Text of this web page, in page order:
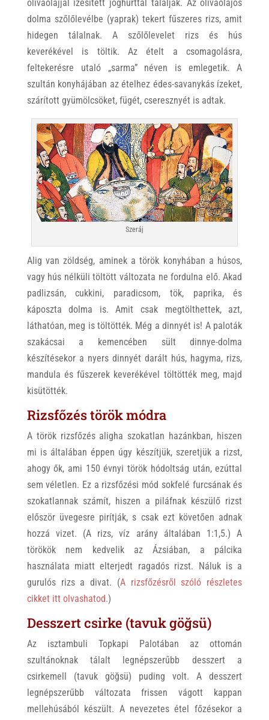
olívaolajjal ízesített joghurttal tálalják. Az olívaolajos
dolma szőlőlevélbe (yaprak) tekert fűszeres rizs, amit
hidegen tálalnak. A szőlőlevelet rizs és hús
keverékével is töltik. Az ételt a csomagolásra,
feltekerésre utaló „sarma” néven is emlegetik. A
szultán konyhájában az ételhez édes-savanykás ízeket,
szárított gyümölcsöket, fügét, cseresznyét is adtak.
Szeráj
Alig van zöldség, aminek a török konyhában a húsos,
vagy hús nélküli töltött változata ne fordulna elő. Akad
padlizsán, cukkini, paradicsom, tök, paprika, és
káposzta dolma is. Amit csak megtölthettek, azt,
láthatóan, meg is töltötték. Még a dinnyét is! A paloták
szakácsai a kemencében sült dinnye-dolma
készítésekor a nyers dinnyét darált hús, hagyma, rizs,
mandula és fűszerek keverékével töltötték meg, majd
kisütötték.
Rizsfőzés török módra
A török rizsfőzés aligha szokatlan hazánkban, hiszen
mi is általában éppen úgy készítjük, szeretjük a rizst,
ahogy ők, ami 150 évnyi török hódoltság után, ezúttal
sem véletlen. Ez a rizsfőzési mód sokfelé furcsának és
szokatlannak számít, hiszen a piláfnak készülő rizst
először üvegesre pirítják, s csak ezt követően adnak
hozzá vizet. (A rizs, víz arány általában 1:1,5.) A
törökök nem kedvelik az Ázsiában, a pálcika
használata miatt elterjedt ragadós rizst. Náluk is a
gurulós rizs a divat. (A rizsfőzésről szóló részletes
cikket itt olvashatod.)
Desszert csirke (tavuk göğsü)
Az isztambuli Topkapi Palotában az ottomán
szultánoknak tálalt legnépszerűbb desszert a
csirkemell (tavuk göğsü) puding volt. A desszert
legnépszerűbb változata frissen vágott kappan
mellehúsából készült. A nevezetes étel főzésekor a